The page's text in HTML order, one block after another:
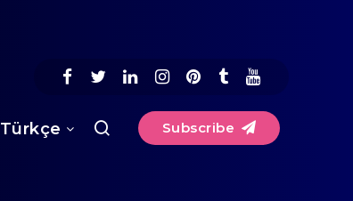
Türkçe Subscribe